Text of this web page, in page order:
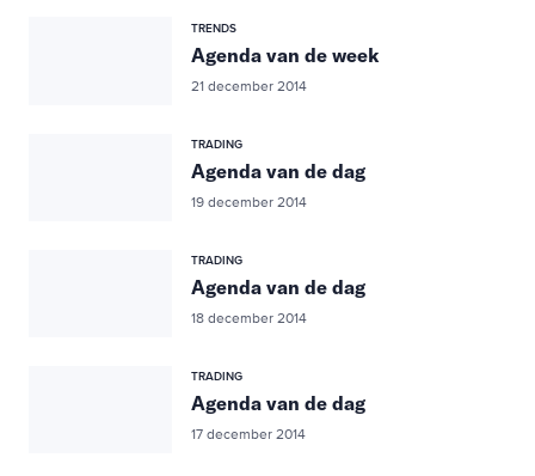
TRENDS
Agenda van de week
21 december 2014
TRADING
Agenda van de dag
19 december 2014
TRADING
Agenda van de dag
18 december 2014
TRADING
Agenda van de dag
17 december 2014